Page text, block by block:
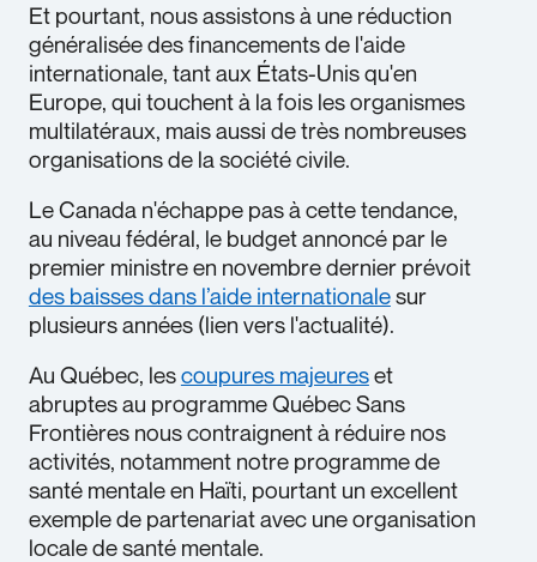
Et pourtant, nous assistons à une réduction
généralisée des financements de l'aide
internationale, tant aux États-Unis qu'en
Europe, qui touchent à la fois les organismes
multilatéraux, mais aussi de très nombreuses
organisations de la société civile.
Le Canada n'échappe pas à cette tendance,
au niveau fédéral, le budget annoncé par le
premier ministre en novembre dernier prévoit
des baisses dans l’aide internationalesur
plusieurs années (lien vers l'actualité).
Au Québec, lescoupures majeureset
abruptes au programme Québec Sans
Frontières nous contraignent à réduire nos
activités, notamment notre programme de
santé mentale en Haïti, pourtant un excellent
exemple de partenariat avec une organisation
locale de santé mentale.